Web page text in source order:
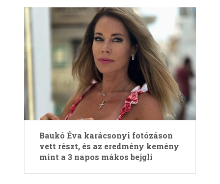
Baukó Éva karácsonyi fotózáson
vett részt, és az eredmény kemény
mint a 3 napos mákos bejgli